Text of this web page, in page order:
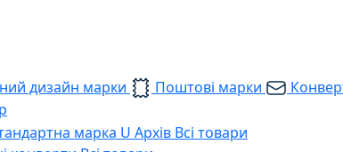
дизайн марки Поштові марки
марка U Архів Всі товари